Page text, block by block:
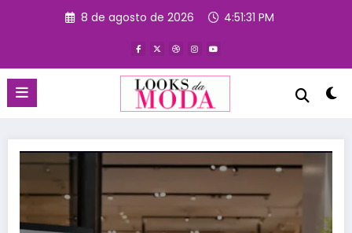
8 de agosto de 2026 4:51:32 PM